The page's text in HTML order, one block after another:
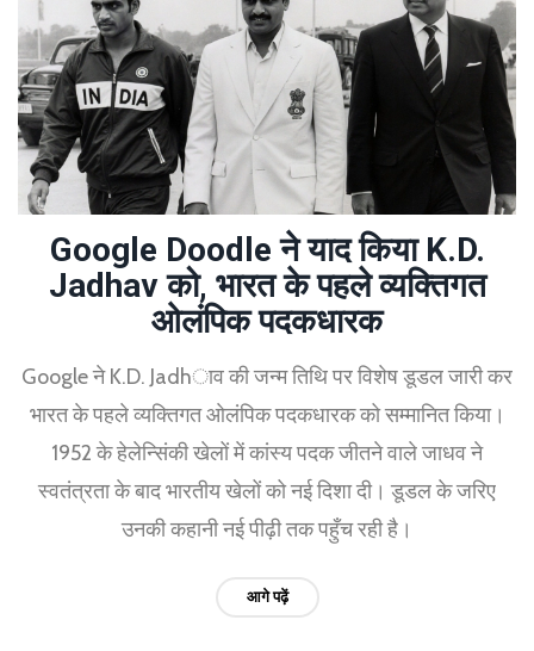
Google Doodle ने याद किया K.D.
Jadhav को, भारत के पहले व्यक्तिगत
ओलंपिक पदकधारक
Google ने K.D. Jadhाव की जन्म तिथि पर विशेष डूडल जारी कर
भारत के पहले व्यक्तिगत ओलंपिक पदकधारक को सम्मानित किया।
1952 के हेलेन्सिंकी खेलों में कांस्य पदक जीतने वाले जाधव ने
स्वतंत्रता के बाद भारतीय खेलों को नई दिशा दी। डूडल के जरिए
उनकी कहानी नई पीढ़ी तक पहुँच रही है।
आगे पढ़ें